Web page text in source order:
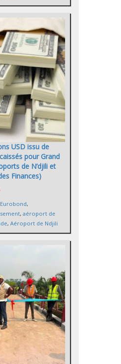
USD issu de
pour Grand
de N’djili et
Finances)
Eurobond,
, aéroport de
, Aéroport de Ndjili